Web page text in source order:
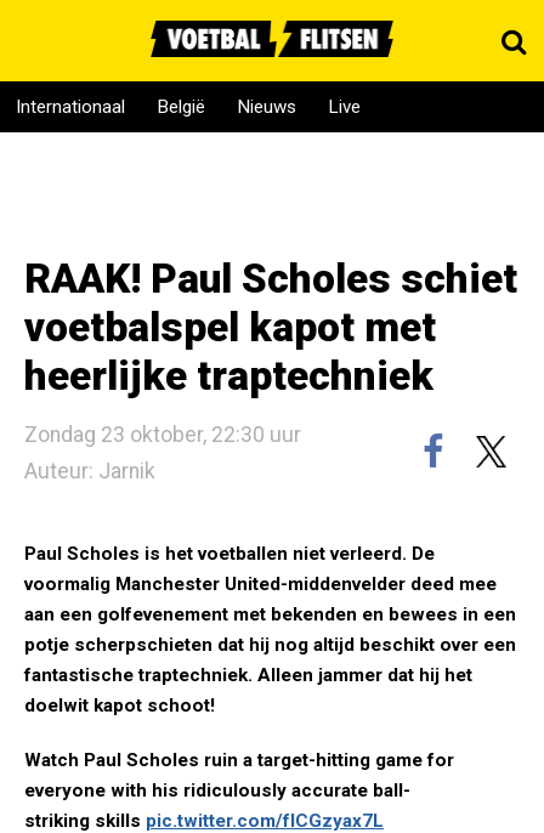
Internationaal België Nieuws Live
RAAK! Paul Scholes schiet
voetbalspel kapot met
heerlijke traptechniek
Zondag 23 oktober, 22:30 uur
Auteur: Jarnik
Paul Scholes is het voetballen niet verleerd. De
voormalig Manchester United-middenvelder deed mee
aan een golfevenement met bekenden en bewees in een
potje scherpschieten dat hij nog altijd beschikt over een
fantastische traptechniek. Alleen jammer dat hij het
doelwit kapot schoot!
Watch Paul Scholes ruin a target-hitting game for
everyone with his ridiculously accurate ball-
striking skills pic.twitter.com/fICGzyax7L